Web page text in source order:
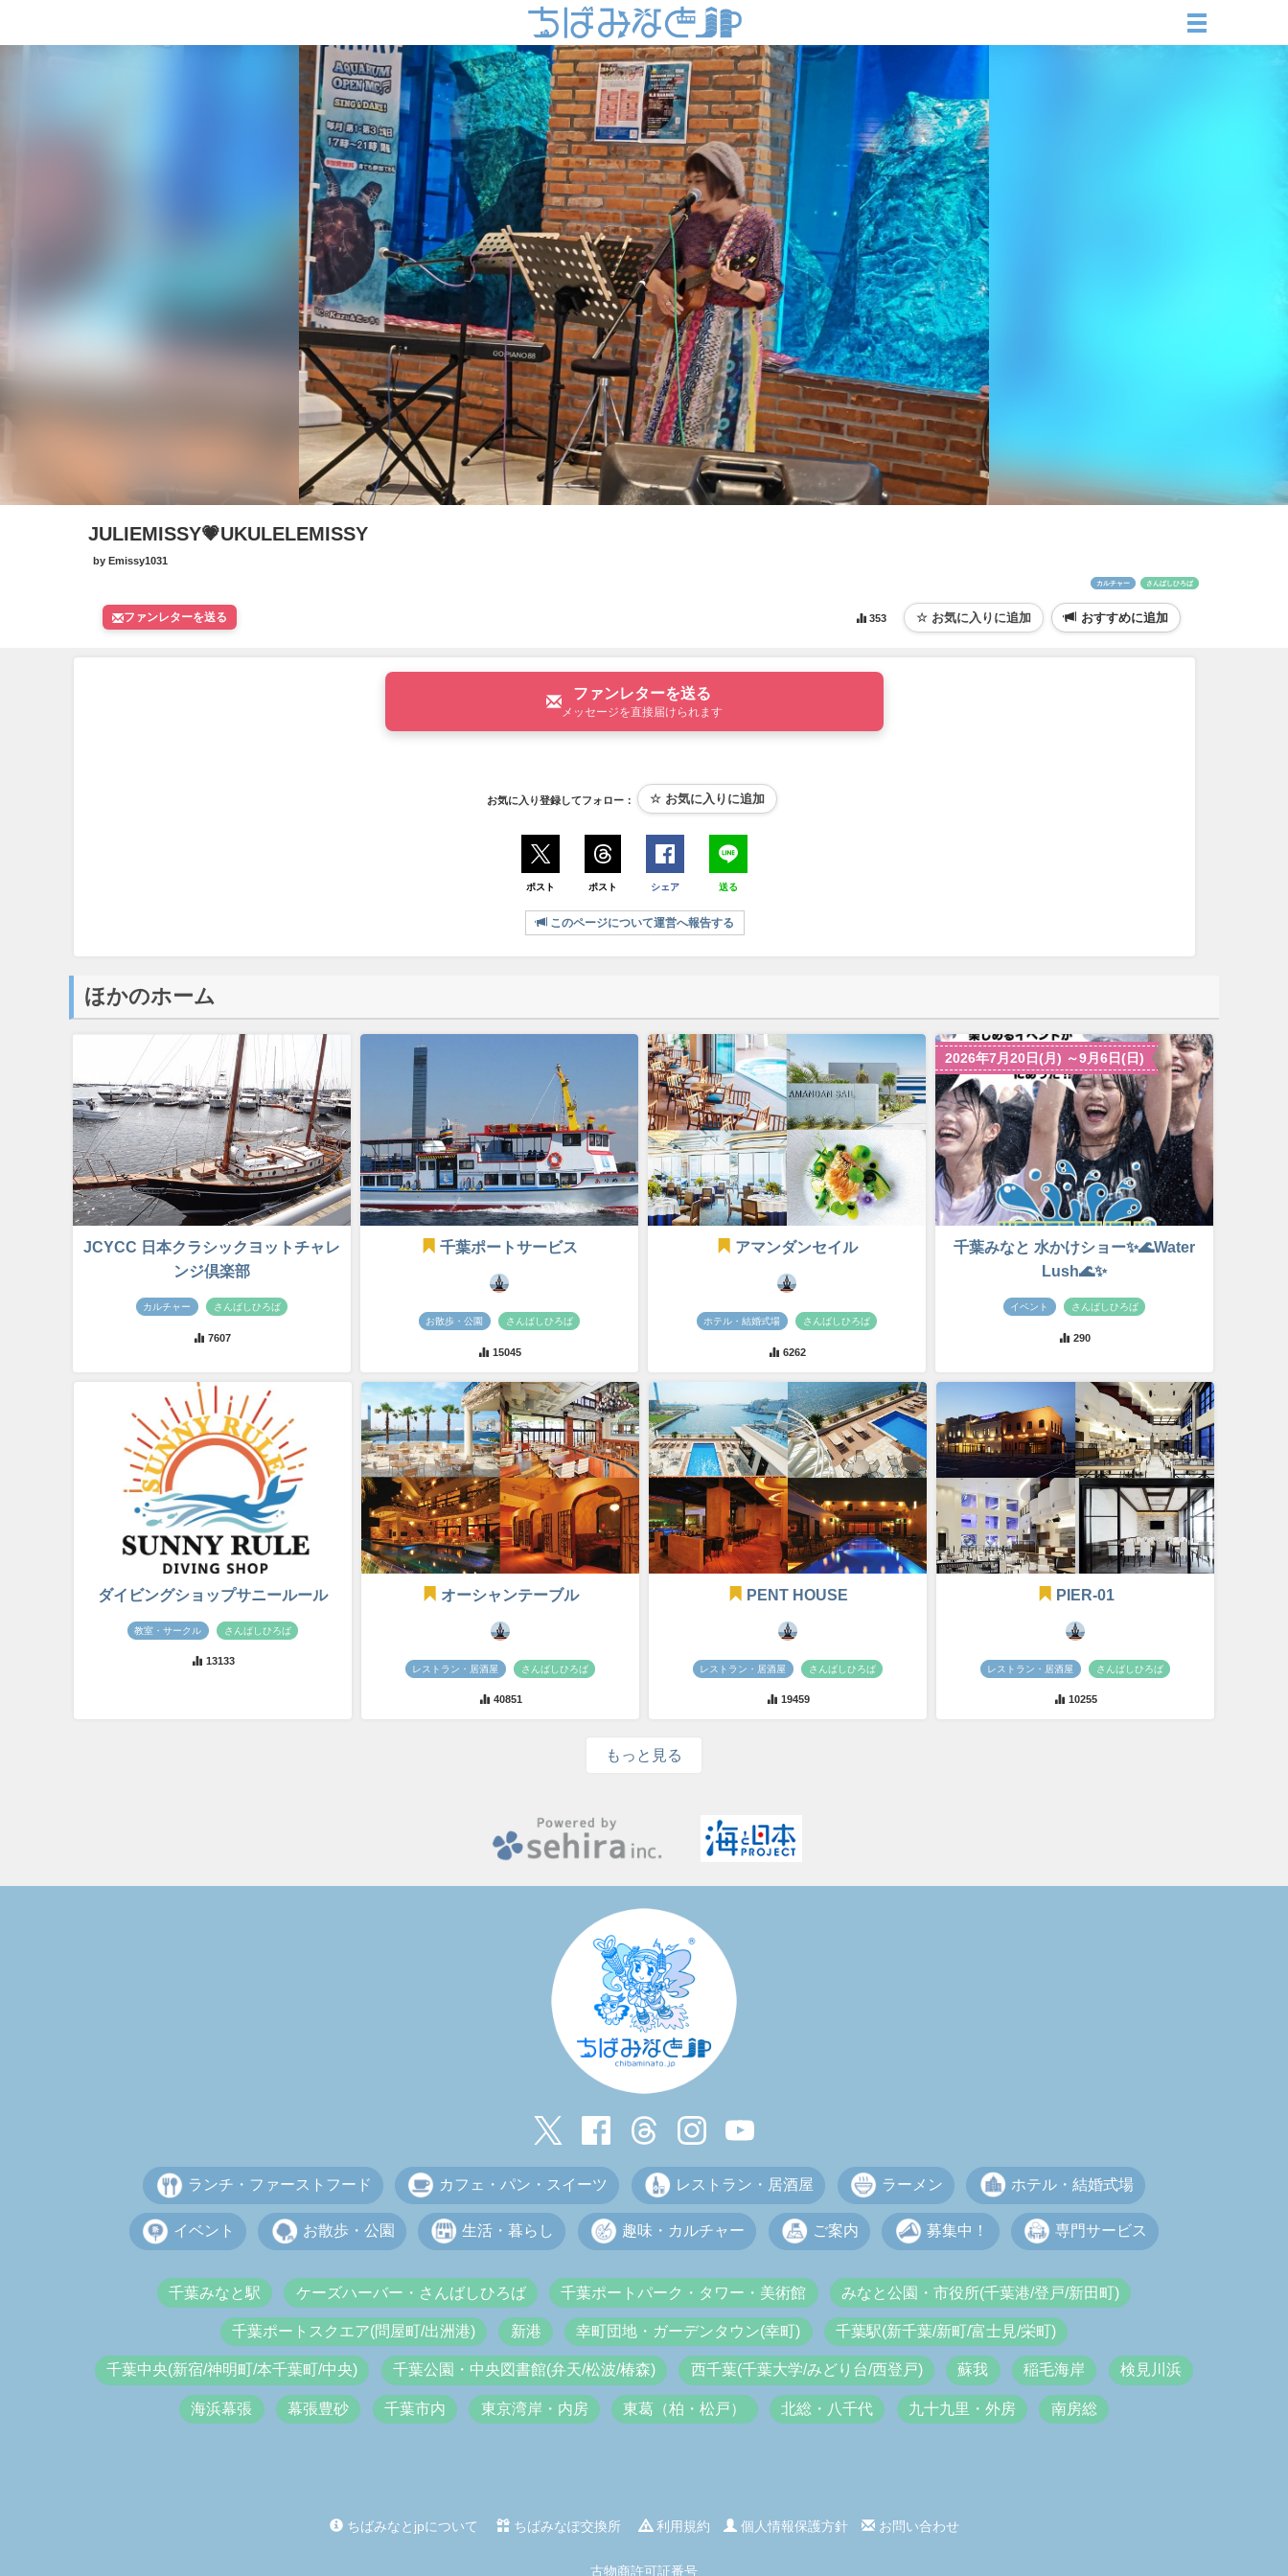
JULIEMISSY💗UKULELEMISSY
by Emissy1031
カルチャー さんばしひろば
ファンレターを送る 353 おすすめに追加
ファンレターを送る
メッセージを直接届けられます
お気に入り登録してフォロー：
ポスト ポスト シェア 送る
このページについて運営へ報告する
ほかのホーム
JCYCC 日本クラシックヨットチャレ
ンジ倶楽部
カルチャー さんばしひろば
7607
千葉ポートサービス
お散歩・公園 さんばしひろば
15045
アマンダンセイル
ホテル・結婚式場 さんばしひろば
6262
2026年7月20日(月) ～9月6日(日)
千葉みなと 水かけショー✨🌊Water
Lush🌊✨
イベント さんばしひろば
290
ダイビングショップサニールール
教室・サークル さんばしひろば
13133
オーシャンテーブル
レストラン・居酒屋 さんばしひろば
40851
PENT HOUSE
レストラン・居酒屋 さんばしひろば
19459
PIER-01
レストラン・居酒屋 さんばしひろば
10255
もっと見る
ランチ・ファーストフード カフェ・パン・スイーツ レストラン・居酒屋 ラーメン ホテル・結婚式場
イベント お散歩・公園 生活・暮らし 趣味・カルチャー ご案内 募集中！ 専門サービス
千葉みなと駅 ケーズハーバー・さんばしひろば 千葉ポートパーク・タワー・美術館 みなと公園・市役所(千葉港/登戸/新田町)
千葉ポートスクエア(問屋町/出洲港) 新港 幸町団地・ガーデンタウン(幸町) 千葉駅(新千葉/新町/富士見/栄町)
千葉中央(新宿/神明町/本千葉町/中央) 千葉公園・中央図書館(弁天/松波/椿森) 西千葉(千葉大学/みどり台/西登戸) 蘇我 稲毛海岸 検見川浜
海浜幕張 幕張豊砂 千葉市内 東京湾岸・内房 東葛（柏・松戸） 北総・八千代 九十九里・外房 南房総
ちばみなとjpについて ちばみなぽ交換所 利用規約 個人情報保護方針 お問い合わせ
古物商許可証番号